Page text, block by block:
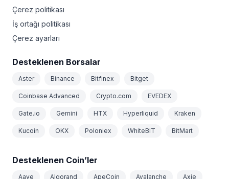
Çerez politikası
İş ortağı politikası
Çerez ayarları
Desteklenen Borsalar
Aster Binance Bitfinex Bitget
Coinbase Advanced Crypto.com EVEDEX
Gate.io Gemini HTX Hyperliquid Kraken
Kucoin OKX Poloniex WhiteBIT BitMart
Desteklenen Coin’ler
Aave Algorand ApeCoin Avalanche Axie